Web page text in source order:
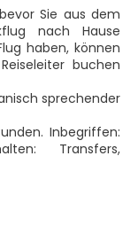
Sie aus dem
nach Hause
haben, können
buchen
sprechender
Inbegriffen:
Transfers,